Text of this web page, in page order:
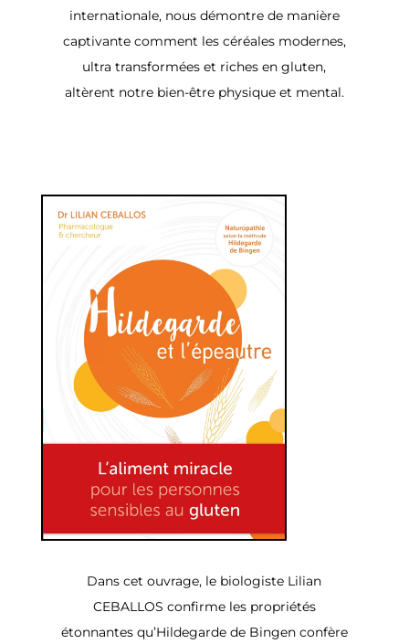
internationale, nous démontre de manière
captivante comment les céréales modernes,
ultra transformées et riches en gluten,
altèrent notre bien-être physique et mental.
Dans cet ouvrage, le biologiste Lilian
CEBALLOS confirme les propriétés
étonnantes qu’Hildegarde de Bingen confère